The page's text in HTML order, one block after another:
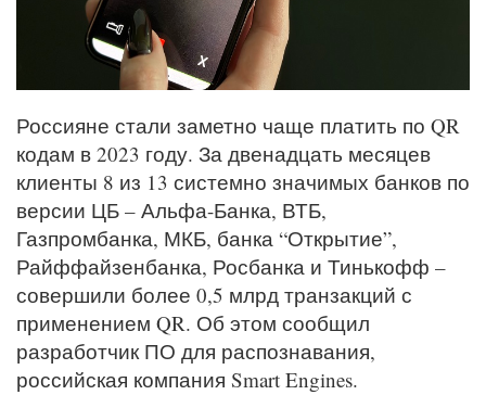
Россияне стали заметно чаще платить по QR
кодам в 2023 году. За двенадцать месяцев
клиенты 8 из 13 системно значимых банков по
версии ЦБ – Альфа-Банка, ВТБ,
Газпромбанка, МКБ, банка “Открытие”,
Райффайзенбанка, Росбанка и Тинькофф –
совершили более 0,5 млрд транзакций с
применением QR. Об этом сообщил
разработчик ПО для распознавания,
российская компания Smart Engines.